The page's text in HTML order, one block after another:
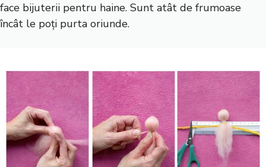
face bijuterii pentru haine. Sunt atât de frumoase
încât le poți purta oriunde.